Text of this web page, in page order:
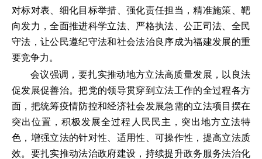
对标对表、细化目标举措、强化责任担当，精准施策、靶
向发力，全面推进科学立法、严格执法、公正司法、全民
守法，让公民遵纪守法和社会法治良序成为福建发展的重
要竞争力。
会议强调，要扎实推动地方立法高质量发展，以良法
促发展促善治。把党的领导贯穿到立法工作的全过程各方
面，把统筹疫情防控和经济社会发展急需的立法项目摆在
突出位置，积极发展全过程人民民主，突出地方立法特
色，增强立法的针对性、适用性、可操作性，提高立法质
效。要扎实推动法治政府建设，持续提升政务服务法治化